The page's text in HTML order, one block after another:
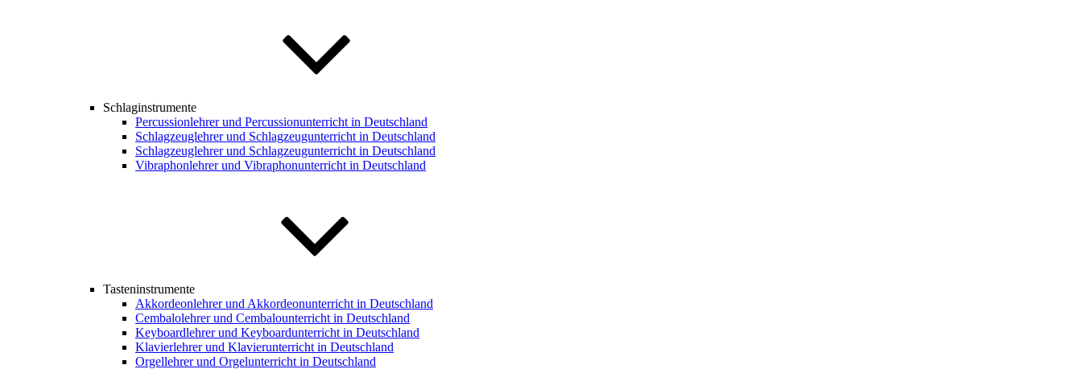
Schlaginstrumente
Percussionlehrer und Percussionunterricht in Deutschland
Schlagzeuglehrer und Schlagzeugunterricht in Deutschland
Schlagzeuglehrer und Schlagzeugunterricht in Deutschland
Vibraphonlehrer und Vibraphonunterricht in Deutschland
Tasteninstrumente
Akkordeonlehrer und Akkordeonunterricht in Deutschland
Cembalolehrer und Cembalounterricht in Deutschland
Keyboardlehrer und Keyboardunterricht in Deutschland
Klavierlehrer und Klavierunterricht in Deutschland
Orgellehrer und Orgelunterricht in Deutschland